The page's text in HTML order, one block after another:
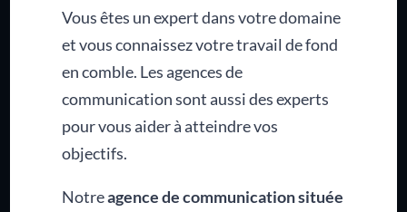
Vous êtes un expert dans votre domaine
et vous connaissez votre travail de fond
en comble. Les agences de
communication sont aussi des experts
pour vous aider à atteindre vos
objectifs.
Notreagence de communication située